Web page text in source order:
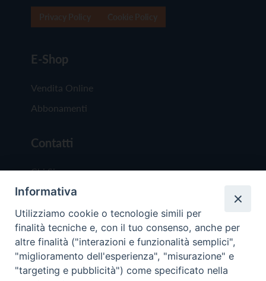
E-Shop
Vendita Online
Abbonamenti
Contatti
Chi Siamo
Redazione
Scrivici
Informativa
Utilizziamo cookie o tecnologie simili per
finalità tecniche e, con il tuo consenso, anche per
altre finalità ("interazioni e funzionalità semplici",
"miglioramento dell'esperienza", "misurazione" e
"targeting e pubblicità") come specificato nella